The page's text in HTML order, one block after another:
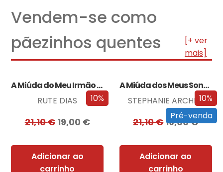
Vendem-se como
pãezinhos quentes
[+ ver
mais]
10%
A Miúda do Meu Irmão – Edição…
RUTE DIAS
21,10€ 19,00 €
Adicionar ao
carrinho
10%
Pré-venda
A Miúda dos Meus Sonhos – Edição…
STEPHANIE ARCHER
21,10€19,00€
Adicionar ao
carrinho